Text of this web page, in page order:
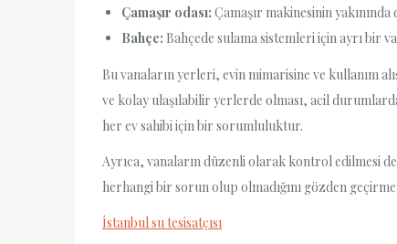
Çamaşır odası: Çamaşır makinesinin
Bahçe: Bahçede sulama sistemleri için ayrı bir
Bu vanaların yerleri, evin mimarisine ve kullanım
ve kolay ulaşılabilir yerlerde olması, acil
her ev sahibi için bir sorumluluktur.
Ayrıca, vanaların düzenli olarak kontrol edilmesi
herhangi bir sorun olup olmadığını gözden
İstanbul su tesisatçısı